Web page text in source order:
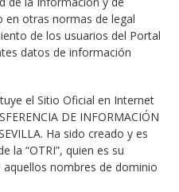
en otras normas de legal
de los usuarios del Portal
datos de información
el Sitio Oficial en Internet
DE INFORMACIÓN
Ha sido creado y es
la “OTRI”, quien es su
nombres de dominio